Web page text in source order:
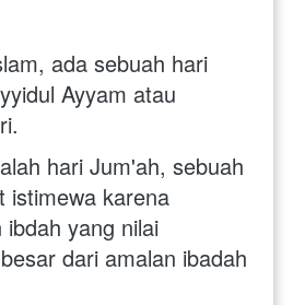
ada sebuah hari
Ayyam atau
hari Jum'ah, sebuah
istimewa karena
yang nilai
dari amalan ibadah